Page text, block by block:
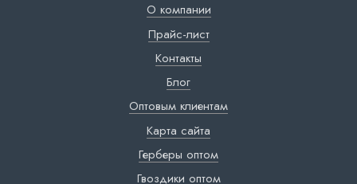
О компании
Прайс-лист
Контакты
Блог
Оптовым клиентам
Карта сайта
Герберы оптом
Гвоздики оптом